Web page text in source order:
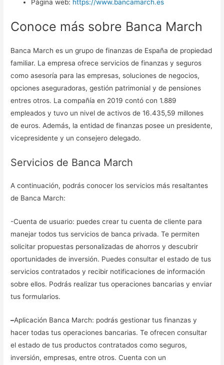
Página web: https://www.bancamarch.es
Conoce más sobre Banca March
Banca March es un grupo de finanzas de España de propiedad
familiar. La empresa ofrece servicios de finanzas y seguros
como asesoría para las empresas, soluciones de negocios,
opciones aseguradoras, gestión patrimonial y de pensiones
entres otros. La compañía en 2019 contó con 1.889
empleados y tuvo un nivel de activos de 16.435,59 millones
de euros. Además, la entidad de finanzas posee un presidente,
vicepresidente y un consejero delegado.
Servicios de Banca March
A continuación, podrás conocer los servicios más resaltantes
de Banca March:
-Cuenta de usuario: puedes crear tu cuenta de cliente para
manejar todos tus servicios de banca privada. Te permiten
solicitar propuestas personalizadas de ahorros y descubrir
oportunidades de inversión. Puedes consultar el estado de tus
servicios contratados y recibir notificaciones de información
sobre ellos. Podrás realizar tus operaciones bancarias y enviar
tus formularios.
–Aplicación Banca March: podrás gestionar tus finanzas y
hacer todas tus operaciones bancarias. Te ofrecen consultar
el estado de tus productos contratados como seguros,
inversión, empresas, entre otros. Cuenta con un